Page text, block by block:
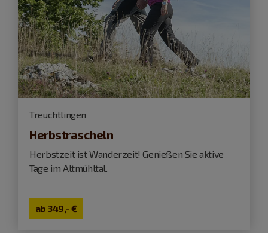
Treuchtlingen
Herbstrascheln
Herbstzeit ist Wanderzeit! Genießen Sie aktive
Tage im Altmühltal.
ab 349,- €